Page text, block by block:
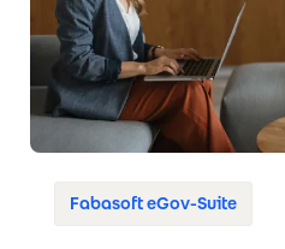
Fabasoft eGov-Suite